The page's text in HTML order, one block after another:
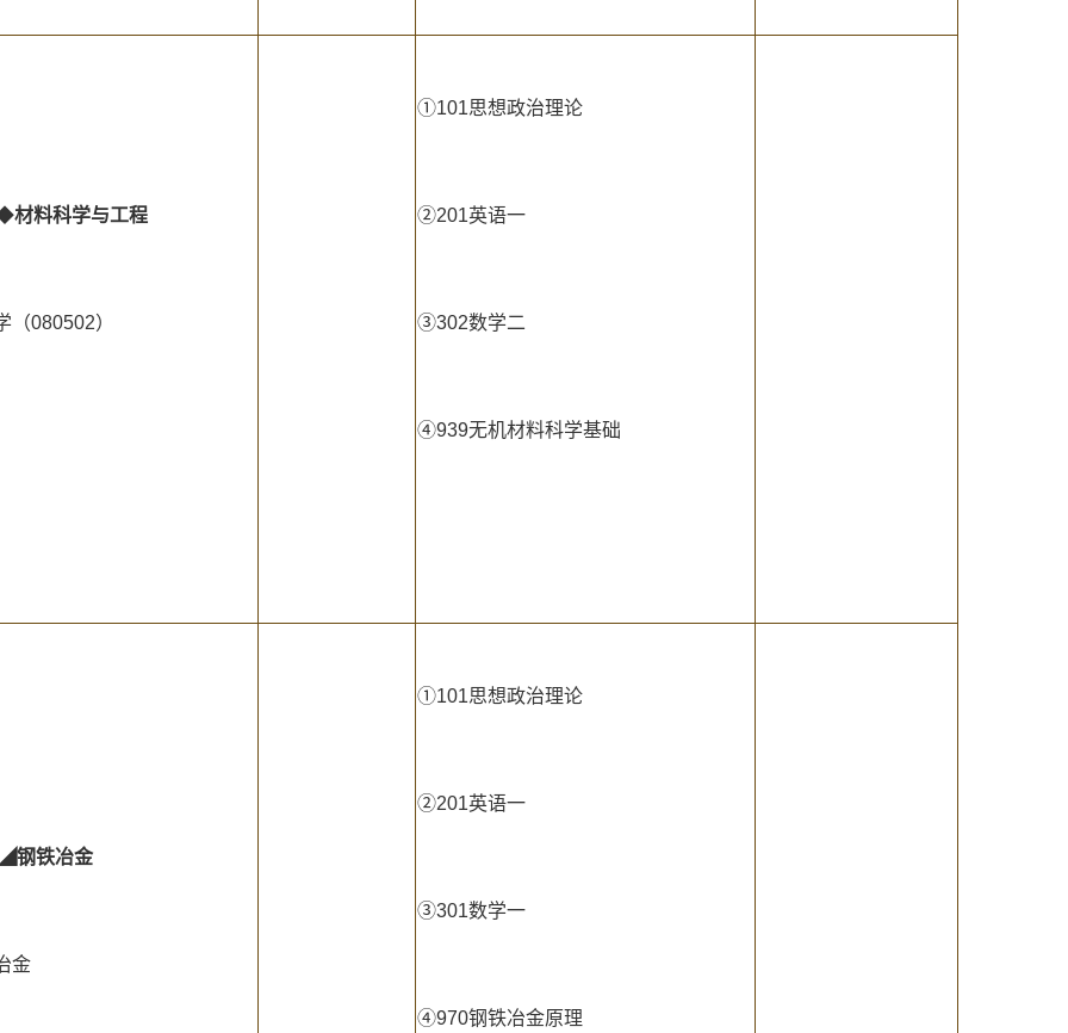
材料科学与工程
（080502）
①101思想政治理论
②201英语一
③302数学二
④939无机材料科学基础
钢铁冶金
金
①101思想政治理论
②201英语一
③301数学一
④970钢铁冶金原理